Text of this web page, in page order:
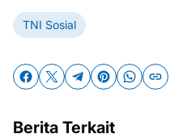
TNI Sosial
Berita Terkait